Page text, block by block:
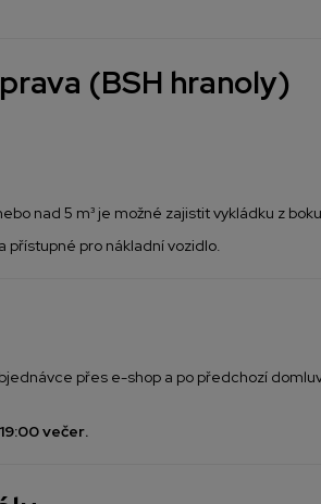
(BSH hranoly)
nad 5 m³ je možné zajistit vykládku z
přístupné pro nákladní vozidlo.
přes e-shop a po předchozí
19:00 večer.